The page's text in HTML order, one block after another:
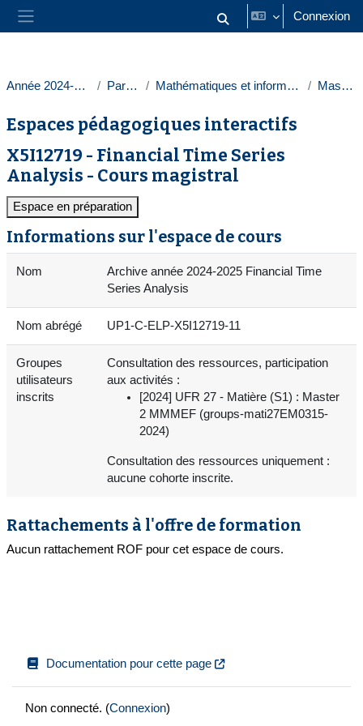
Passer au contenu principal
Panneau latéral Activer/désactiver la saisie
Connexion
Année 2024-2025 Paris 1 Mathématiques et informatique Masters
Espaces pédagogiques interactifs
X5I12719 - Financial Time Series
Analysis - Cours magistral
Espace en préparation
Informations sur l'espace de cours
Nom
Archive année 2024-2025 Financial Time
Series Analysis
Nom abrégé UP1-C-ELP-X5I12719-11
Groupes
utilisateurs
inscrits
Consultation des ressources, participation
aux activités :
[2024] UFR 27 - Matière (S1) : Master
2 MMMEF (groups-mati27EM0315-
2024)
Consultation des ressources uniquement :
aucune cohorte inscrite.
Rattachements à l'offre de formation
Aucun rattachement ROF pour cet espace de cours.
Documentation pour cette page
Non connecté. (Connexion)